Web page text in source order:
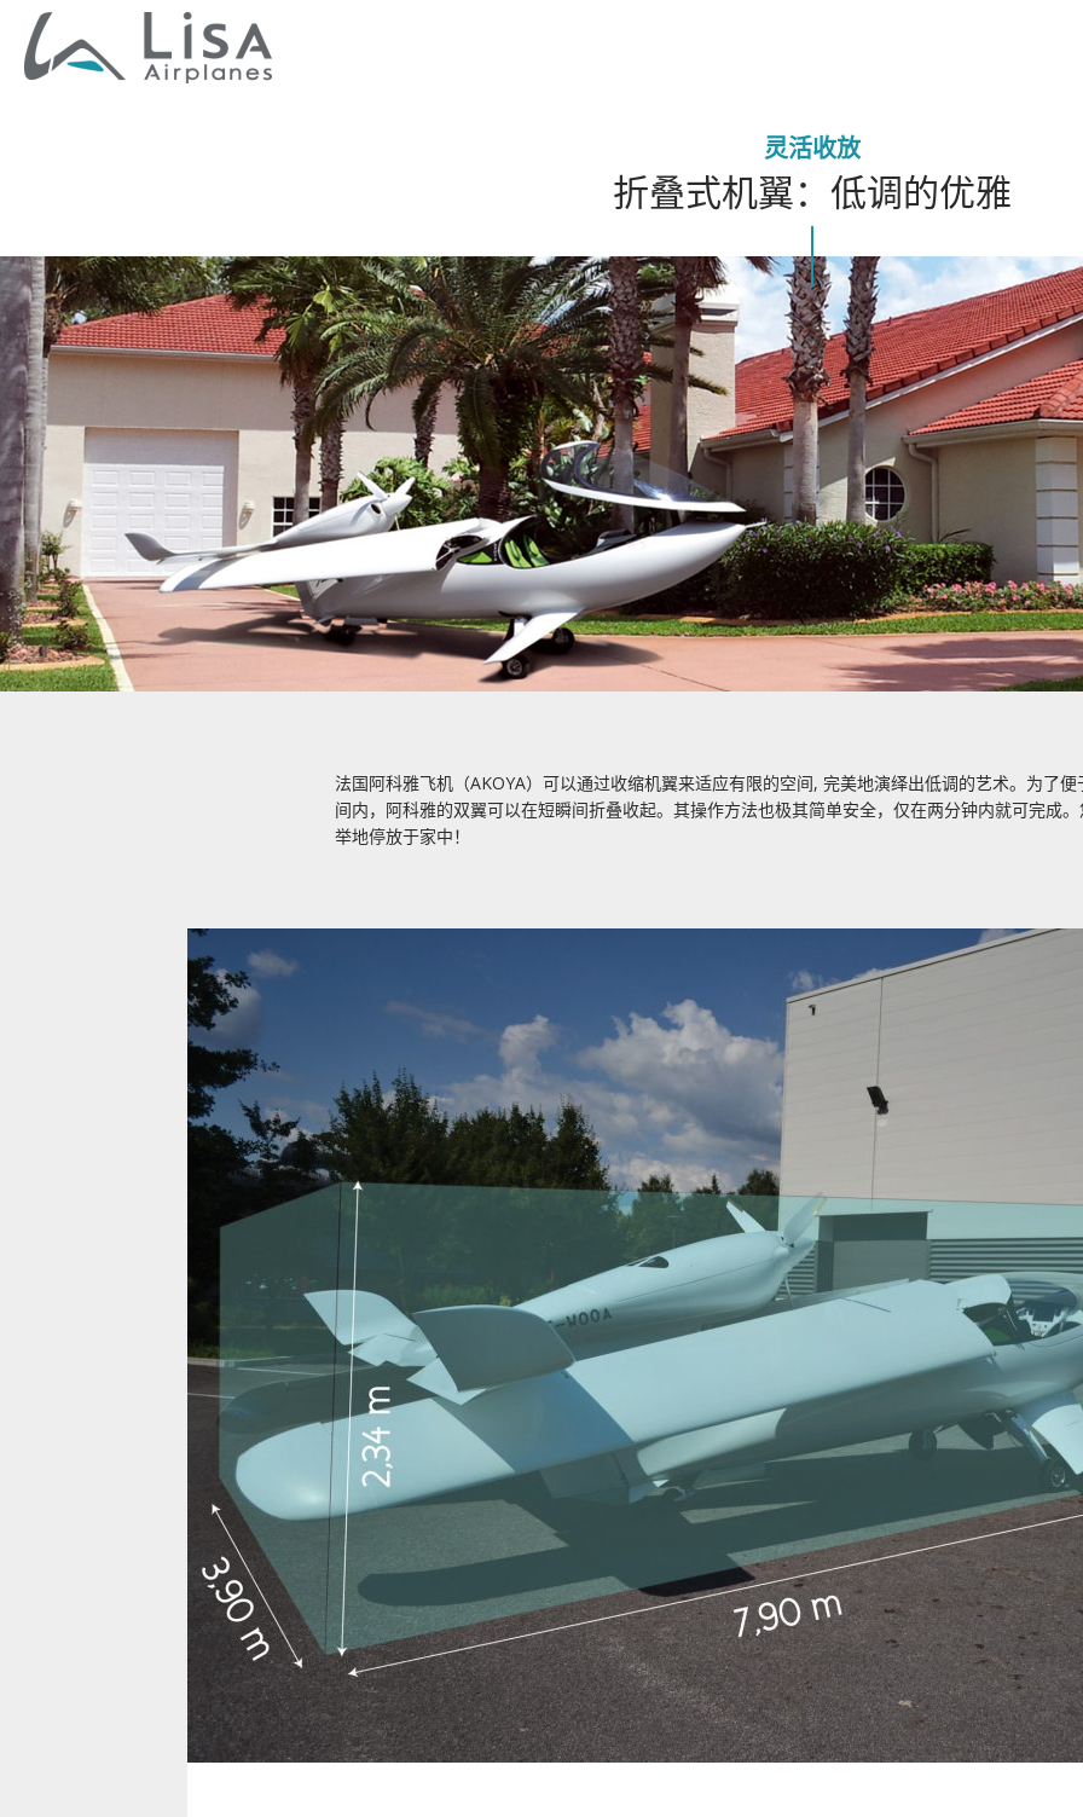
私人飞机制造商
LISA通航世界
阿科雅
多功能性
多功能性
预定您的AKOYA飞机
感谢您对AKOYA飞机的关注！
AKOYA飞机适航取证和首批交付在即。
如果您想预定AKOYA飞机，敬请留下联系方式,我们的专业团队将会在最短时间
在同级别飞机中, AKOYA的性能配置最佳.如果您有其他特殊要求或需私人化服务,也
联系。
灵活收放
折叠式机翼：低调的优雅
法国阿科雅飞机（AKOYA）可以通过收缩机翼来适应有限的空间, 完美地演绎出低调的艺术。为了
间内，阿科雅的双翼可以在短瞬间折叠收起。其操作方法也极其简单安全，仅在两分钟内就可完成
举地停放于家中！